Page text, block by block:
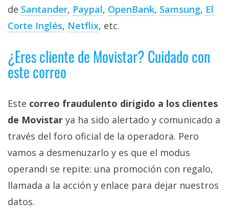
Sobre
nosotros
Publicidad
/
Cambiar
de
privacidad
/
Legal
El medio de
comunicación
digital donde
de Santander, Paypal, OpenBank, Samsung, El
Corte Inglés, Netflix, etc.
¿Eres cliente de Movistar? Cuidado con
este correo
Este correo fraudulento dirigido a los clientes
de Movistar ya ha sido alertado y comunicado a
través del foro oficial de la operadora. Pero
vamos a desmenuzarlo y es que el modus
operandi se repite: una promoción con regalo,
llamada a la acción y enlace para dejar nuestros
datos.